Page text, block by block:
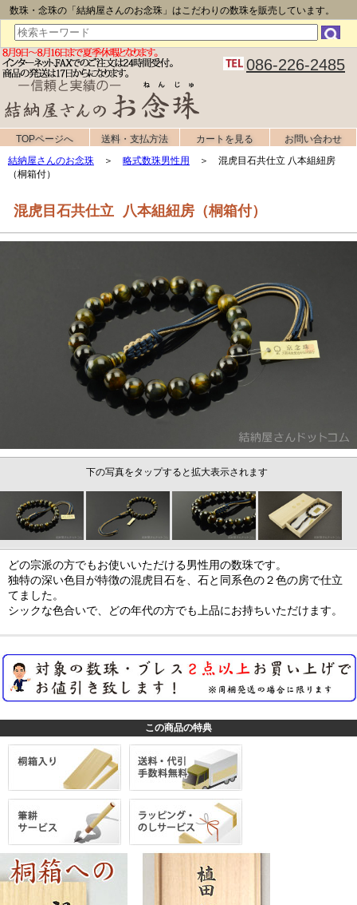
数珠・念珠の「結納屋さんのお念珠」はこだわりの数珠を販売しています。
086-226-2485
TOPページへ 送料・支払方法 カートを見る
お問い合わせ
結納屋さんのお念珠 ＞ 略式数珠男性用
＞ 混虎目石共仕立 八本組紐房
（桐箱付）
混虎目石共仕立 八本組紐房（桐箱付）
下の写真をタップすると拡大表示されます
どの宗派の方でもお使いいただける男性用の数珠です。
独特の深い色目が特徴の混虎目石を、石と同系色の２色の房で仕立
てました。
シックな色合いで、どの年代の方でも上品にお持ちいただけます。
この商品の特典